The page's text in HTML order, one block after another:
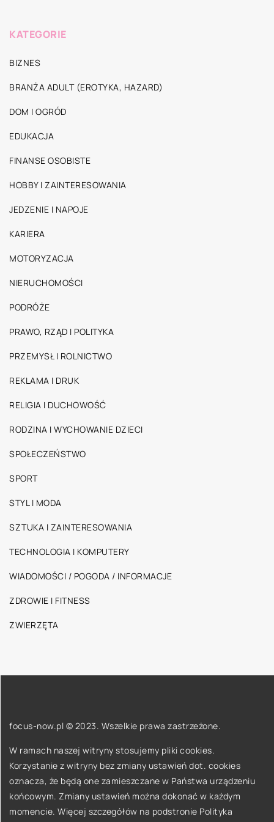
KATEGORIE
BIZNES
BRANŻA ADULT (EROTYKA, HAZARD)
DOM I OGRÓD
EDUKACJA
FINANSE OSOBISTE
HOBBY I ZAINTERESOWANIA
JEDZENIE I NAPOJE
KARIERA
MOTORYZACJA
NIERUCHOMOŚCI
PODRÓŻE
PRAWO, RZĄD I POLITYKA
PRZEMYSŁ I ROLNICTWO
REKLAMA I DRUK
RELIGIA I DUCHOWOŚĆ
RODZINA I WYCHOWANIE DZIECI
SPOŁECZEŃSTWO
SPORT
STYL I MODA
SZTUKA I ZAINTERESOWANIA
TECHNOLOGIA I KOMPUTERY
WIADOMOŚCI / POGODA / INFORMACJE
ZDROWIE I FITNESS
ZWIERZĘTA
focus-now.pl © 2023. Wszelkie prawa zastrzeżone.
W ramach naszej witryny stosujemy pliki cookies.
Korzystanie z witryny bez zmiany ustawień dot. cookies
oznacza, że będą one zamieszczane w Państwa urządzeniu
końcowym. Zmiany ustawień można dokonać w każdym
momencie. Więcej szczegółów na podstronie Polityka